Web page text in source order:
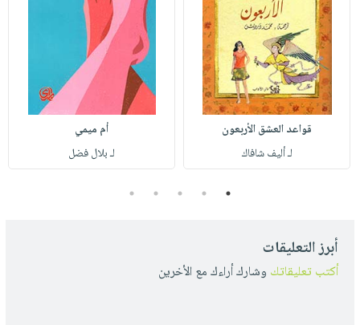
قواعد العشق الأربعون
لـ أليف شافاك
أم ميمي
لـ بلال فضل
1
2
3
4
5
أبرز التعليقات
أكتب تعليقاتك وشارك أراءك مع الأخرين